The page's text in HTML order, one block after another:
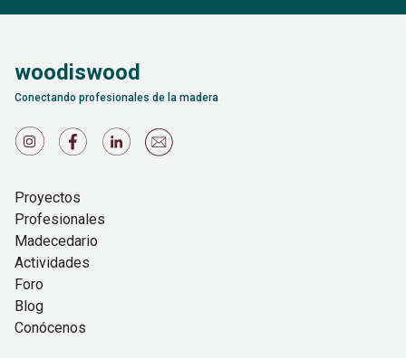
woodiswood
Conectando profesionales de la madera
Proyectos
Profesionales
Madecedario
Actividades
Foro
Blog
Conócenos